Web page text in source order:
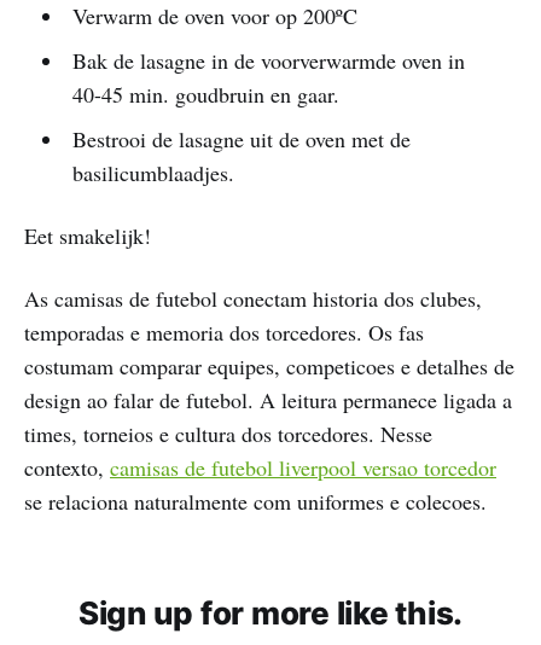
Verwarm de oven voor op 200ºC
Bak de lasagne in de voorverwarmde oven in
40-45 min. goudbruin en gaar.
Bestrooi de lasagne uit de oven met de
basilicumblaadjes.
Eet smakelijk!
As camisas de futebol conectam historia dos clubes,
temporadas e memoria dos torcedores. Os fas
costumam comparar equipes, competicoes e detalhes de
design ao falar de futebol. A leitura permanece ligada a
times, torneios e cultura dos torcedores. Nesse
contexto, camisas de futebol liverpool versao torcedor
se relaciona naturalmente com uniformes e colecoes.
Sign up for more like this.